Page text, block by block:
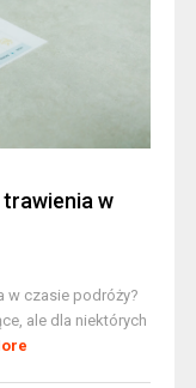
w
w czasie podróży?
ale dla niektórych